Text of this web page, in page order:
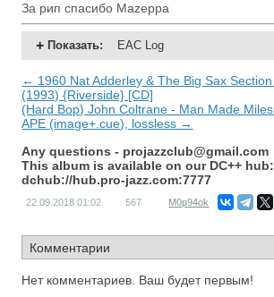
За рип спасибо Mazeppa
Показать: EAC Log
← 1960 Nat Adderley & The Big Sax
(1993) {Riverside} [CD]
(Hard Bop) John Coltrane - Man Made
APE (image+.cue), lossless →
Any questions - projazzclub@gmail.com
This album is available on our DC++ hub:
dchub://hub.pro-jazz.com:7777
22.09.2018 01:02 567 M0p94ok
Нет комментариев. Ваш будет первым!